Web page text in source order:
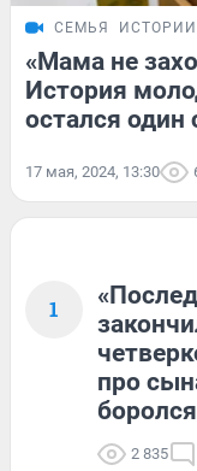
СЕМЬЯ ИСТОРИИ
«Мама не
История
остался
17 мая, 2024, 13:30
1
про
2 835